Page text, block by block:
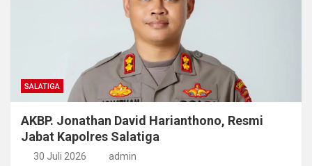
SALATIGA
AKBP. Jonathan David Harianthono, Resmi
Jabat Kapolres Salatiga
30 Juli 2026 admin